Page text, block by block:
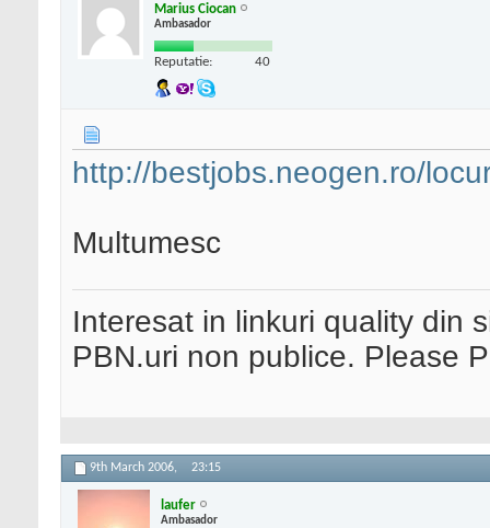
Marius Ciocan
Ambasador
Reputatie: 40
http://bestjobs.neogen.ro/
Multumesc
Interesat in linkuri quality din
PBN.uri non publice. Please
9th March 2006, 23:15
laufer
Ambasador